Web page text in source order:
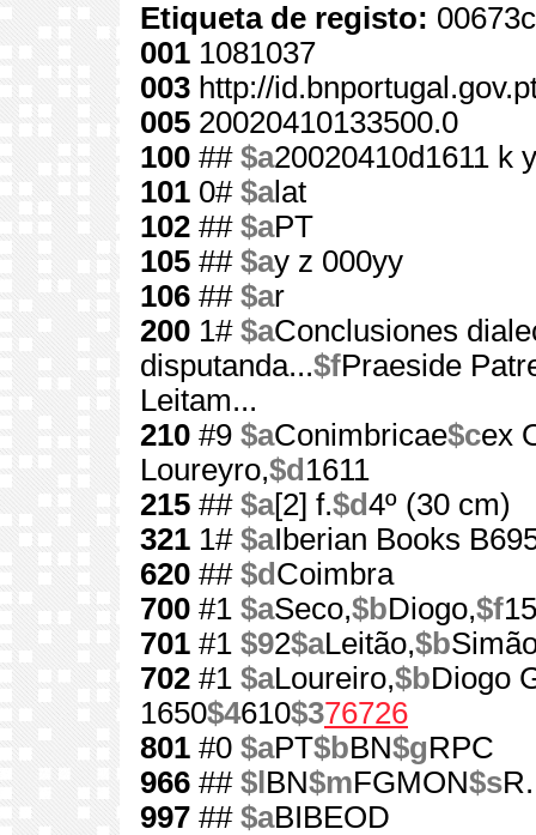
Etiqueta de registo:
001 1081037
003 http://
005 20020410133500.0
100 ## $a20020410d1611 k
101 0# $alat
102 ## $aPT
105 ## $ay z 000yy
106 ## $ar
200 1# $aConclusiones
disputanda...$fPraeside
Leitam...
210 #9 $aConimbricae$cex
Loureyro,$d 1611
215 ## $a[2] f.$d4º (30 cm)
321 1# $aIberian Books
620 ## $d Coimbra
700 #1 $aSeco,$bDiogo,$f
701 #1 $92$aLeitão,$b
702 #1 $aLoureiro,$bDiogo
1650$4610$376726
801 #0 $aPT$bBN$gRPC
966 ## $l BN$mFGMON$s
997 ## $aBIBEOD